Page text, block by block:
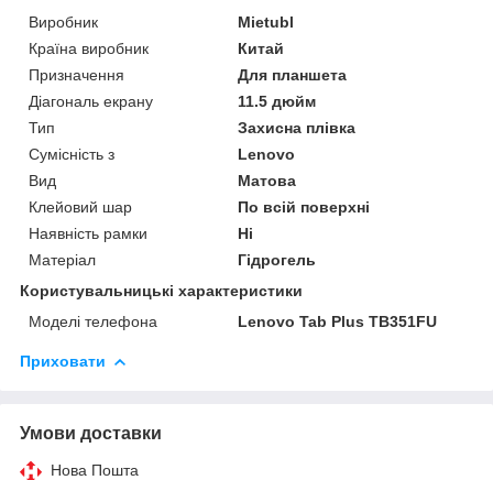
Виробник
Mietubl
Країна виробник
Китай
Призначення
Для планшета
Діагональ екрану
11.5 дюйм
Тип
Захисна плівка
Сумісність з
Lenovo
Вид
Матова
Клейовий шар
По всій поверхні
Наявність рамки
Ні
Матеріал
Гідрогель
Користувальницькі характеристики
Моделі телефона
Lenovo Tab Plus TB351FU
Приховати
Умови доставки
Нова Пошта